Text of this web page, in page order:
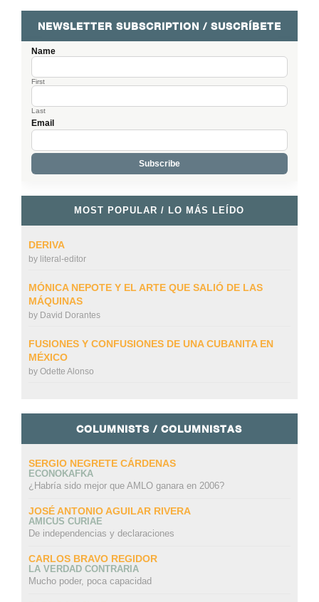
NEWSLETTER SUBSCRIPTION / SUSCRÍBETE
Name
First
Last
Email
MOST POPULAR / LO MÁS LEÍDO
DERIVA
by literal-editor
MÓNICA NEPOTE Y EL ARTE QUE SALIÓ DE LAS
MÁQUINAS
by David Dorantes
FUSIONES Y CONFUSIONES DE UNA CUBANITA EN
MÉXICO
by Odette Alonso
COLUMNISTS / COLUMNISTAS
SERGIO NEGRETE CÁRDENAS
ECONOKAFKA
¿Habría sido mejor que AMLO ganara en 2006?
JOSÉ ANTONIO AGUILAR RIVERA
AMICUS CURIAE
De independencias y declaraciones
CARLOS BRAVO REGIDOR
LA VERDAD CONTRARIA
Mucho poder, poca capacidad